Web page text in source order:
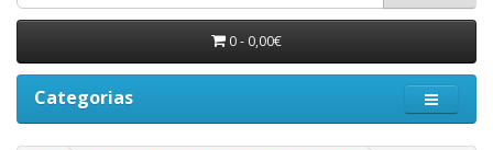
0 - 0,00€
Categorias